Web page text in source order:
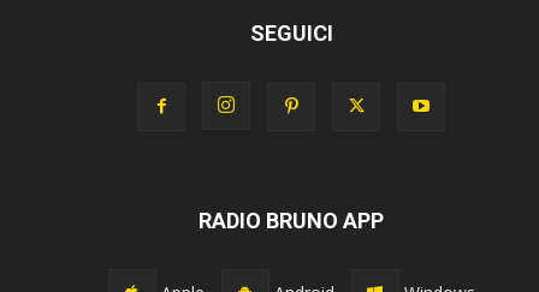
SEGUICI
RADIO BRUNO APP